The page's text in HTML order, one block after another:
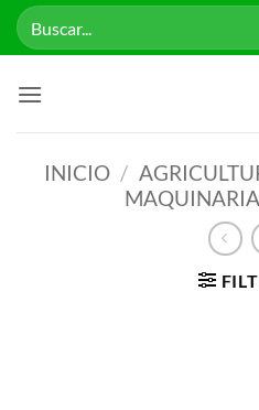
Saltar
Buscar
por:
INICIO /